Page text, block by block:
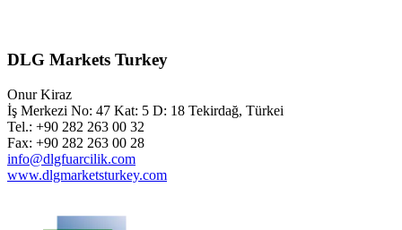
DLG Markets Turkey
Onur Kiraz
İş Merkezi No: 47 Kat: 5 D: 18 Tekirdağ, Türkei
Tel.: +90 282 263 00 32
Fax: +90 282 263 00 28
info@dlgfuarcilik.com
www.dlgmarketsturkey.com